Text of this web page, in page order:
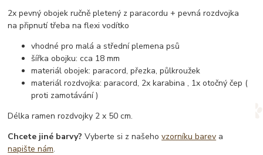
2x pevný obojek ručně pletený z paracordu + pevná rozdvojka
na připnutí třeba na flexi vodítko
vhodné pro malá a střední plemena psů
šířka obojku: cca 18 mm
materiál obojek: paracord, přezka, půlkroužek
materiál rozdvojka: paracord, 2x karabina , 1x otočný čep (
proti zamotávání )
Délka ramen rozdvojky 2 x 50 cm.
Chcete jiné barvy? Vyberte si z našehovzorníku barev a
napište nám.